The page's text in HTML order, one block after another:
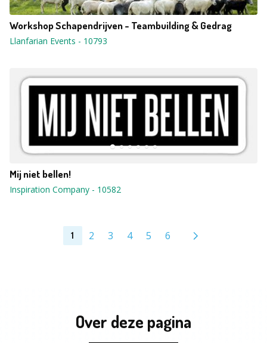
Workshop Schapendrijven - Teambuilding & Gedrag
Llanfarian Events - 10793
Mij niet bellen!
Inspiration Company - 10582
1 2 3 4 5 6
Over deze pagina